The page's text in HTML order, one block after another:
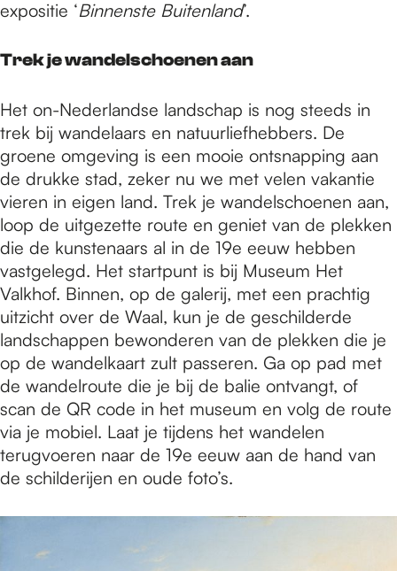
expositie ‘Binnenste Buitenland’.
Trek je wandelschoenen aan
Het on-Nederlandse landschap is nog steeds in
trek bij wandelaars en natuurliefhebbers. De
groene omgeving is een mooie ontsnapping aan
de drukke stad, zeker nu we met velen vakantie
vieren in eigen land. Trek je wandelschoenen aan,
loop de uitgezette route en geniet van de plekken
die de kunstenaars al in de 19e eeuw hebben
vastgelegd. Het startpunt is bij Museum Het
Valkhof. Binnen, op de galerij, met een prachtig
uitzicht over de Waal, kun je de geschilderde
landschappen bewonderen van de plekken die je
op de wandelkaart zult passeren. Ga op pad met
de wandelroute die je bij de balie ontvangt, of
scan de QR code in het museum en volg de route
via je mobiel. Laat je tijdens het wandelen
terugvoeren naar de 19e eeuw aan de hand van
de schilderijen en oude foto’s.